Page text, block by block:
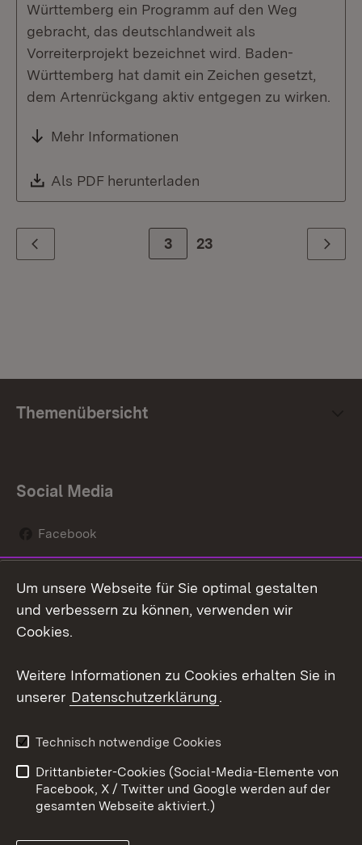
Württemberg ein Programm auf den Weg
gebracht, das deutschlandweit als
Vorreiterprojekt bezeichnet wird. Baden-
Württemberg hat damit ein Zeichen gesetzt,
dem Artenrückgang aktiv entgegen zu wirken.
Mehr Informationen
Download:
Als PDF herunterladen
Zurück Zur Seite
3 23 Weiter
Themenübersicht
Social Media
Facebook
Social Wall
Youtube
Kontakt
Datenschutz
Barrierefreiheit
Impressum Cookies
Um unsere Webseite für Sie optimal gestalten
und verbessern zu können, verwenden wir
Cookies.
Weitere Informationen zu Cookies erhalten Sie in
unserer Datenschutzerklärung.
Technisch notwendige Cookies
Drittanbieter-Cookies (Social-Media-Elemente von
Facebook, X / Twitter und Google werden auf der
gesamten Webseite aktiviert.)